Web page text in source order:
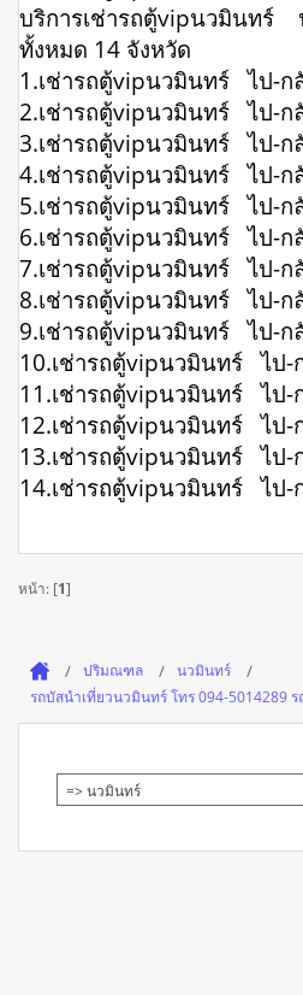
บริการเช่ารถตู้vipนวมินทร์
ทั้งหมด 14 จังหวัด
1.เช่ารถตู้vipนวมินทร์ ไป-ก
2.เช่ารถตู้vipนวมินทร์ ไป-ก
3.เช่ารถตู้vipนวมินทร์ ไป-ก
4.เช่ารถตู้vipนวมินทร์ ไป-ก
5.เช่ารถตู้vipนวมินทร์ ไป-ก
6.เช่ารถตู้vipนวมินทร์ ไป-ก
7.เช่ารถตู้vipนวมินทร์ ไป-ก
8.เช่ารถตู้vipนวมินทร์ ไป-ก
9.เช่ารถตู้vipนวมินทร์ ไป-ก
10.เช่ารถตู้vipนวมินทร์ ไป-
11.เช่ารถตู้vipนวมินทร์ ไป-
12.เช่ารถตู้vipนวมินทร์ ไป-
13.เช่ารถตู้vipนวมินทร์ ไป-
14.เช่ารถตู้vipนวมินทร์ ไป-
หน้า: [1]
ปริมณฑล
นวมินทร์
รถบัสนําเที่ยวนวมินทร์ โทร 094-5014289